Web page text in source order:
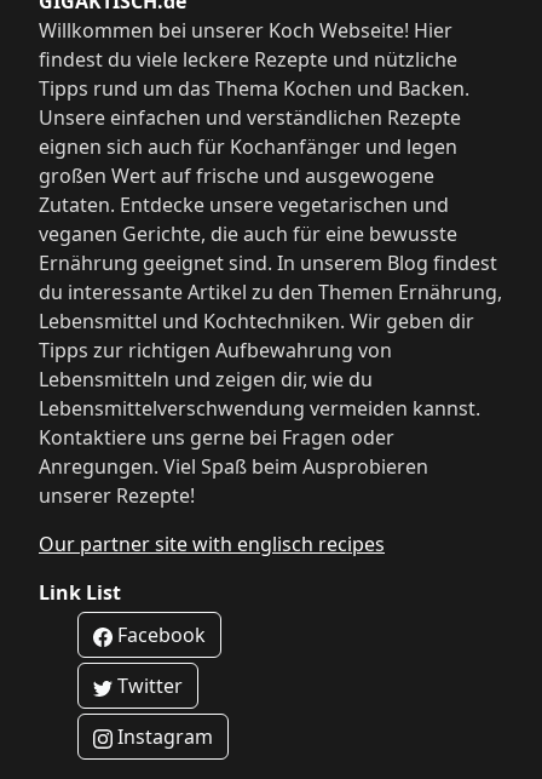
Willkommen bei unserer Koch Webseite! Hier
findest du viele leckere Rezepte und nützliche
Tipps rund um das Thema Kochen und Backen.
Unsere einfachen und verständlichen Rezepte
eignen sich auch für Kochanfänger und legen
großen Wert auf frische und ausgewogene
Zutaten. Entdecke unsere vegetarischen und
veganen Gerichte, die auch für eine bewusste
Ernährung geeignet sind. In unserem Blog findest
du interessante Artikel zu den Themen Ernährung,
Lebensmittel und Kochtechniken. Wir geben dir
Tipps zur richtigen Aufbewahrung von
Lebensmitteln und zeigen dir, wie du
Lebensmittelverschwendung vermeiden kannst.
Kontaktiere uns gerne bei Fragen oder
Anregungen. Viel Spaß beim Ausprobieren
unserer Rezepte!
Our partner site with englisch recipes
Link List
Facebook
Twitter
Instagram